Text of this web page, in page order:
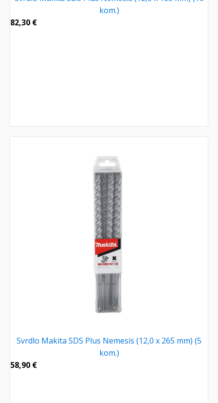
kom.)
82,30 €
Svrdlo Makita SDS Plus Nemesis (12,0 x 265 mm) (5
kom.)
58,90 €